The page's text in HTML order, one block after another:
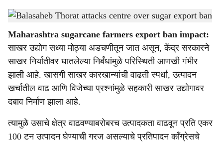
a
r
e
Balasaheb Thorat attacks centre over sugar export ban-Sarkarnama
Maharashtra sugarcane farmers export ban impact:
साखर उद्योग सध्या मोठ्या अडचणीतून जात असून, केंद्र सरकारने
साखर निर्यातीवर घातलेल्या निर्बंधांमुळे परिस्थिती आणखी गंभीर
झाली आहे. खासगी साखर कारखान्यांची वाढती स्पर्धा, उत्पादन
खर्चातील वाढ आणि विजेच्या प्रश्नांमुळे सहकारी साखर उद्योगावर
दबाव निर्माण झाला आहे.
त्यामुळे उसाचे क्षेत्र वाढवण्याबरोबरच उत्पादकता वाढवून प्रति एकर
100 टन उत्पादन घेण्याची गरज असल्याचे प्रतिपादन काँग्रेसचे